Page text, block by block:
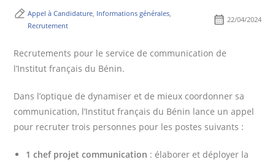
Appel à Candidature Informations générales
Recrutement
22/04/2024
Recrutements pour le service de communication de
l’Institut français du Bénin.
Dans l’optique de dynamiser et de mieux coordonner sa
communication, l’Institut français du Bénin lance un appel
pour recruter trois personnes pour les postes suivants :
1 chef projet communication : élaborer et déployer la